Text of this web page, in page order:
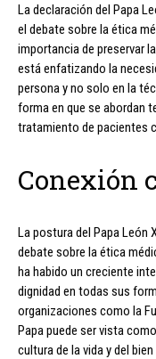
La declaración del Papa
el debate sobre la ética
importancia de preservar
está enfatizando la
persona y no solo en la
forma en que se abordan
tratamiento de pacientes
Conexión
La postura del Papa León
debate sobre la ética
ha habido un creciente
dignidad en todas sus
organizaciones como la
Papa puede ser vista
cultura de la vida y del